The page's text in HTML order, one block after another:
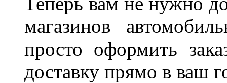
магазинов
просто оформить
доставку прямо в ваш